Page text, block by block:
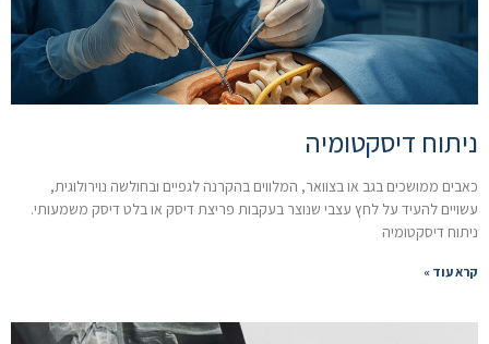
ניתוח דיסקטומיה
כאבים ממושכים בגב או בצוואר, המלווים בהקרנה לגפיים ובחולשה נוירולוגית,
עשויים להעיד על לחץ עצבי שנוצר בעקבות פריצת דיסק או בלט דיסק משמעותי.
ניתוח דיסקטומיה
קרא עוד »